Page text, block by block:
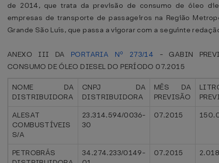
de 2014, que trata da previsão de consumo de óleo
empresas de transporte de passageiros na Região
Grande São Luís, que passa a vigorar com a seguinte
ANEXO III DA PORTARIA Nº 273/14 - GABIN
CONSUMO DE ÓLEO DIESEL DO PERÍODO 07.2015
NOME DA
DISTRIBUIDORA
CNPJ DA
DISTRIBUIDORA
MÊS DA
PREVISÃO
ALESAT
COMBUSTÍVEIS
S/A
23.314.594/0036-
30
07.2015
PETROBRÁS
34.274.233/0149-
07.2015